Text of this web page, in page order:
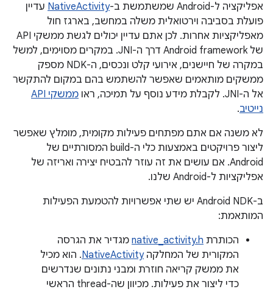
אפליקציה ל-Android שמשתמשת ב-
NativeActivity עדיין
פועלת בסביבה וירטואלית משלה במחשב, בארגז חול
מאפליקציות אחרות. לכן אתם עדיין יכולים לגשת ממשקי API
של Android framework דרך ה-JNI. במקרים מסוימים, למשל
במקרה של חיישנים, אירועי קלט ונכסים, ה-NDK מספק
ממשקים מותאמים שאפשר להשתמש בהם במקום להתקשר
אל ה-JNI. לקבלת מידע נוסף על תמיכה, ראו
ממשקי API
נייטיב.
לא משנה אם אתם מפתחים פעילות מקומית, מומלץ שאפשר
ליצור פרויקטים באמצעות כלי ה-build המסורתיים של
Android. אם עושים את זה עוזר להבטיח יצירה ואריזה של
אפליקציות ל-Android שלנו.
ב-Android NDK יש שתי אפשרויות להטמעת הפעילות
המותאמת:
הכותרת native_activity.h מגדיר את הגרסה
המקורית של המחלקהNativeActivity. הוא מכיל
את ממשק קריאה חוזרת ומבני נתונים שנדרשים
כדי ליצור את פעילות. מכיוון שה-thread הראשי